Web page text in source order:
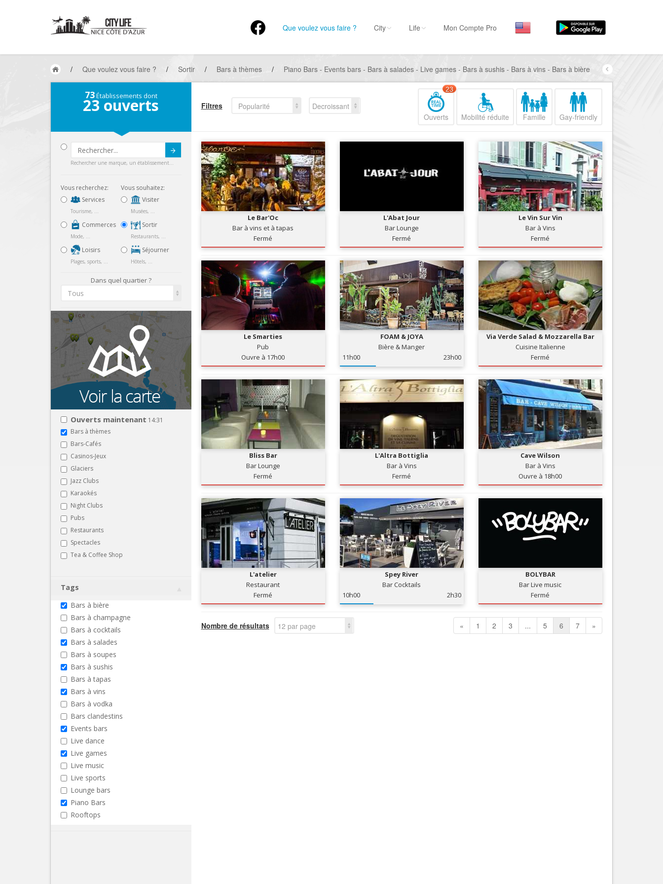
Que voulez vous faire ?
Par activité
Hôtels, ...
Visiter
Sortir
Restaurants, ...
Commerces
Mode, ...
Loisirs
Plages, sports, ...
Tourisme, ...
Par quartiers
Nice Promenade du
Nice le Port
Nice le Vieux Nice
Nice le Coeur de Ville
Nice les Collines Niçoises
Nice le petit Marais Niçois
Nice la plaine du Var
Nice Aéroport
City Life Mon Compte Pro
/ Que voulez vous faire ? / Sortir / Bars à thèmes / Piano Bars - Events bars - Bars à salades - Live games - Bars à sushis - Bars à vins - Bars à bière
73Établissements dont
23 ouverts
Rechercher une marque, un établissement...
Vous recherchez:
Services
Tourisme, ...
Commerces
Mode, ...
Loisirs
Plages, sports, ...
Vous souhaitez:
Visiter
Musées, ...
Sortir
Restaurants, ...
Séjourner
Hôtels, ...
Dans quel quartier ?
Tous
Ouverts maintenant 14:31
Bars à thèmes
Bars-Cafés
Casinos-Jeux
Glaciers
Jazz Clubs
Karaokés
Night Clubs
Pubs
Restaurants
Spectacles
Tea & Coffee Shop
Tags
Bars à bière
Bars à champagne
Bars à cocktails
Bars à salades
Bars à soupes
Bars à sushis
Bars à tapas
Bars à vins
Bars à vodka
Bars clandestins
Events bars
Live dance
Live games
Live music
Live sports
Lounge bars
Piano Bars
Rooftops
Filtres Popularité
Decroissant
Ouverts
23
Mobilité réduite Famille Gay-friendly
Le Bar'Oc
Bar à vins et à tapas
Fermé
L'Abat Jour
Bar Lounge
Fermé
Le Vin Sur Vin
Bar à Vins
Fermé
Le Smarties
Pub
Ouvre à 17h00
FOAM & JOYA
Bière & Manger
11h00
23h00
Via Verde Salad & Mozzarella Bar
Cuisine Italienne
Fermé
Bliss Bar
Bar Lounge
Fermé
L'Altra Bottiglia
Bar à Vins
Fermé
Cave Wilson
Bar à Vins
Ouvre à 18h00
L'atelier
Restaurant
Fermé
Spey River
Bar Cocktails
10h00
2h30
BOLYBAR
Bar Live music
Fermé
Nombre de résultats 12 par page « 1 2 3 ... 5 6 7 »